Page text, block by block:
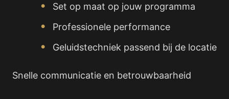
Set op maat op jouw programma
Professionele performance
Geluidstechniek passend bij de locatie
Snelle communicatie en betrouwbaarheid